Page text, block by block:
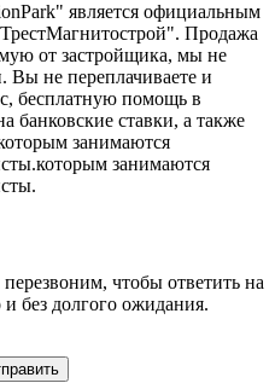
является официальным
Продажа
от застройщика, мы не
Вы не переплачиваете и
бесплатную помощь в
банковские ставки, а также
занимаются
занимаются
чтобы ответить на
без долгого ожидания.